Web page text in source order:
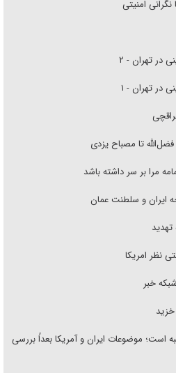
امنیتی
در تهران - ۲
در تهران - ۱
تا مصباح یزدی
مرا بر سر داشته باشد
ایران و سلطنت عمان
تهدید
نظر امریکا
است؛ موضوعات ایران و آمریکا بعداً بررسی